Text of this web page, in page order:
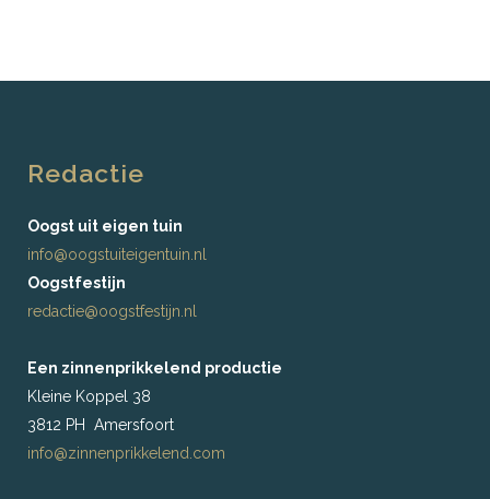
Redactie
Oogst uit eigen tuin
info@oogstuiteigentuin.nl
Oogstfestijn
redactie@oogstfestijn.nl
Een zinnenprikkelend productie
Kleine Koppel 38
3812 PH Amersfoort
info@zinnenprikkelend.com